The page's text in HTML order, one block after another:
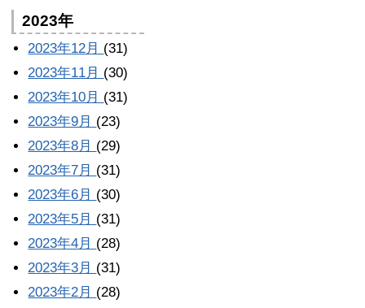
2023年
2023年12月 (31)
2023年11月 (30)
2023年10月 (31)
2023年9月 (23)
2023年8月 (29)
2023年7月 (31)
2023年6月 (30)
2023年5月 (31)
2023年4月 (28)
2023年3月 (31)
2023年2月 (28)